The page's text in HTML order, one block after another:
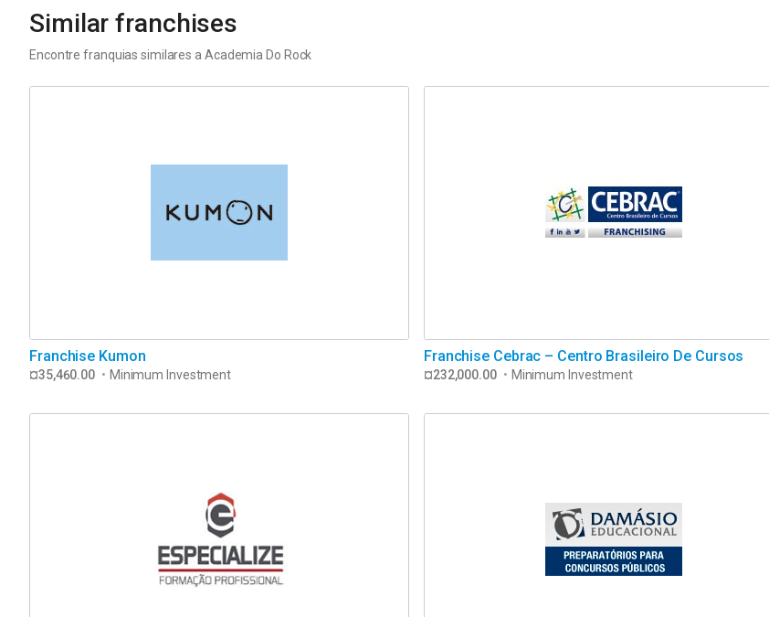
Similar franchises
Encontre franquias similares a Academia Do Rock
¤35,460.00 • Minimum Investment
Franchise Kumon
¤232,000.00 • Minimum Investment
Franchise Cebrac – Centro Brasileiro De Cursos